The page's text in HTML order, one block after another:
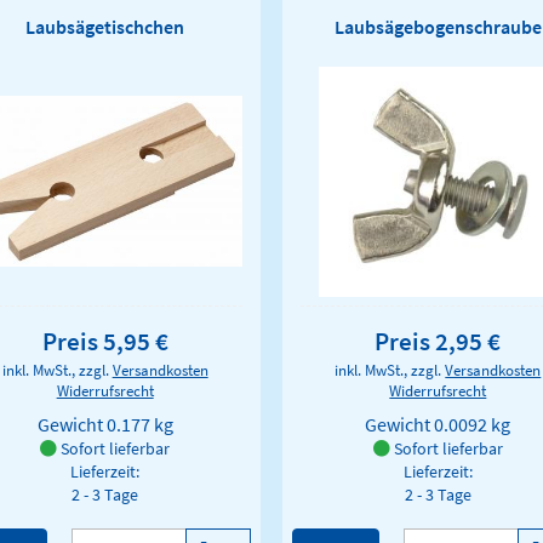
Laubsägetischchen
Preis 5,95 €
inkl. MwSt., zzgl.Versandkosten
Widerrufsrecht
Gewicht0.177 kg
Sofort lieferbar
Lieferzeit:
2 - 3 Tage
Laubsägebogenschraube
Preis 2,95 €
inkl. MwSt., zzgl.Versandkosten
Widerrufsrecht
Gewicht0.0092 kg
Sofort lieferbar
Lieferzeit:
2 - 3 Tage